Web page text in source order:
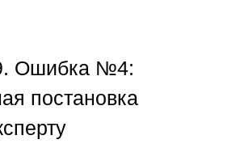
Ошибка №4:
постановка